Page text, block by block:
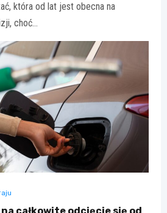
która od lat jest obecna na
choć…